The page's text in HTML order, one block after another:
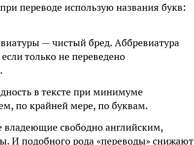
переводе использую названия букв:
— чистый бред. Аббревиатура
только не переведено
в тексте при минимуме
по крайней мере, по буквам.
владеющие свободно английским,
И подобного рода «переводы» снижают